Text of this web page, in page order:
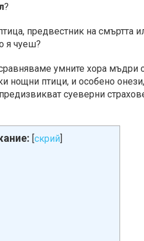
?
предвестник на смъртта
я чуеш?
умните хора мъдри
нощни птици, и особено
суеверни
[скрий]